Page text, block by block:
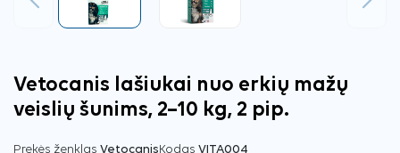
Ankstesnis Tęsti
Vetocanis lašiukai nuo erkių mažų
veislių šunims, 2–10 kg, 2 pip.
Prekės ženklas VetocanisKodas VITA004